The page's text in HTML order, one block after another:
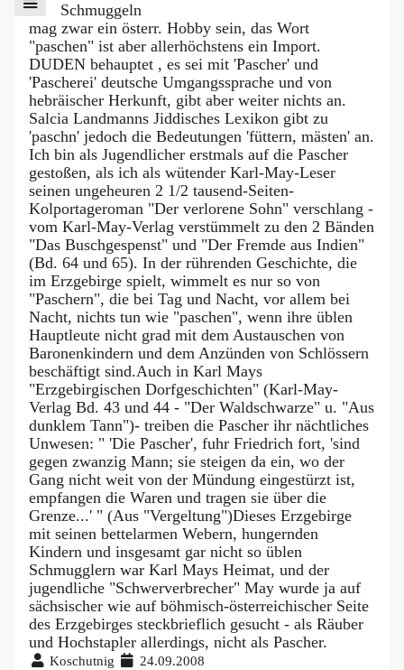
Schmuggeln
mag zwar ein österr. Hobby sein, das Wort
"paschen" ist aber allerhöchstens ein Import.
DUDEN behauptet , es sei mit 'Pascher' und
'Pascherei' deutsche Umgangssprache und von
hebräischer Herkunft, gibt aber weiter nichts an.
Salcia Landmanns Jiddisches Lexikon gibt zu
'paschn' jedoch die Bedeutungen 'füttern, mästen' an.
Ich bin als Jugendlicher erstmals auf die Pascher
gestoßen, als ich als wütender Karl-May-Leser
seinen ungeheuren 2 1/2 tausend-Seiten-
Kolportageroman "Der verlorene Sohn" verschlang -
vom Karl-May-Verlag verstümmelt zu den 2 Bänden
"Das Buschgespenst" und "Der Fremde aus Indien"
(Bd. 64 und 65). In der rührenden Geschichte, die
im Erzgebirge spielt, wimmelt es nur so von
"Paschern", die bei Tag und Nacht, vor allem bei
Nacht, nichts tun wie "paschen", wenn ihre üblen
Hauptleute nicht grad mit dem Austauschen von
Baronenkindern und dem Anzünden von Schlössern
beschäftigt sind.Auch in Karl Mays
"Erzgebirgischen Dorfgeschichten" (Karl-May-
Verlag Bd. 43 und 44 - "Der Waldschwarze" u. "Aus
dunklem Tann")- treiben die Pascher ihr nächtliches
Unwesen: " 'Die Pascher', fuhr Friedrich fort, 'sind
gegen zwanzig Mann; sie steigen da ein, wo der
Gang nicht weit von der Mündung eingestürzt ist,
empfangen die Waren und tragen sie über die
Grenze...' " (Aus "Vergeltung")Dieses Erzgebirge
mit seinen bettelarmen Webern, hungernden
Kindern und insgesamt gar nicht so üblen
Schmugglern war Karl Mays Heimat, und der
jugendliche "Schwerverbrecher" May wurde ja auf
sächsischer wie auf böhmisch-österreichischer Seite
des Erzgebirges steckbrieflich gesucht - als Räuber
und Hochstapler allerdings, nicht als Pascher.
Koschutnig 24.09.2008